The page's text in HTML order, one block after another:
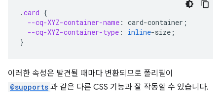
.card {
--cq-XYZ-container-name : card-container ;
--cq-XYZ-container-type : inline-size ;
}
이러한 속성은 발견될 때마다 변환되므로 폴리필이
@supports 과 같은 다른 CSS 기능과 잘 작동할 수 있습니다.